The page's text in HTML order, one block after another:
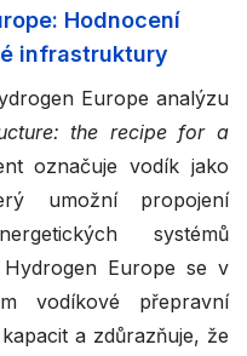
Hodnocení
infrastruktury
Europe analýzu
the recipe for a
označuje vodík jako
umožní propojení
systémů
Europe se v
vodíkové přepravní
a zdůrazňuje, že